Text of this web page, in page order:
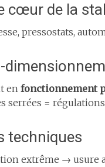
cœur de la
pressostats,
en fonctionnement
serrées =
techniques
extrême → usure